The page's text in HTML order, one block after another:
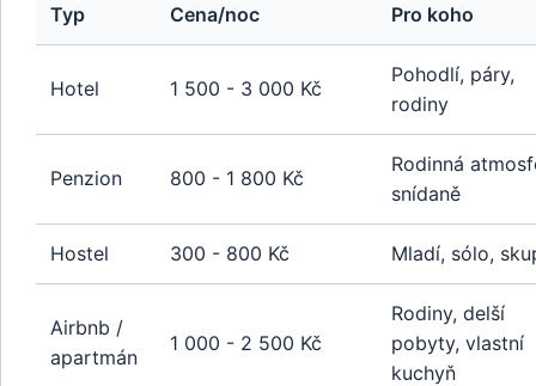
Typ Cena/noc Pro koho
Hotel 1 500 - 3 000 Kč
Pohodlí, páry,
rodiny
Penzion 800 - 1 800 Kč
Rodinná
snídaně
Hostel 300 - 800 Kč Mladí, sólo,
Airbnb /
apartmán
1 000 - 2 500 Kč
Rodiny, delší
pobyty, vlastní
kuchyň